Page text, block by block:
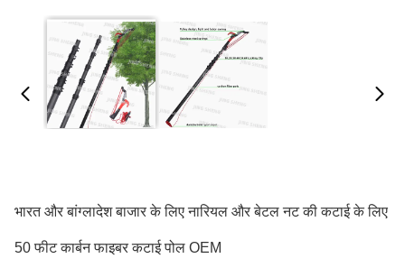
भारत और बांग्लादेश बाजार के लिए नारियल और बेटल नट की कटाई के लिए
50 फीट कार्बन फाइबर कटाई पोल OEM